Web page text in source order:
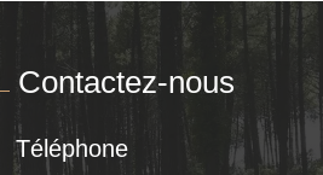
Contactez-nous
Téléphone